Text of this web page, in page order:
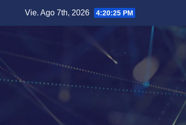
Vie. Ago 7th, 2026 4:20:26 PM